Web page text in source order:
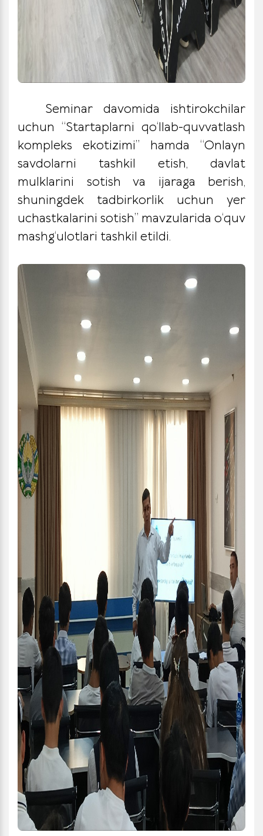
Seminar davomida ishtirokchilar
uchun “Startaplarni qo‘llab-quvvatlash
kompleks ekotizimi” hamda “Onlayn
savdolarni tashkil etish, davlat
mulklarini sotish va ijaraga berish,
shuningdek tadbirkorlik uchun yer
uchastkalarini sotish” mavzularida o‘quv
mashg‘ulotlari tashkil etildi.